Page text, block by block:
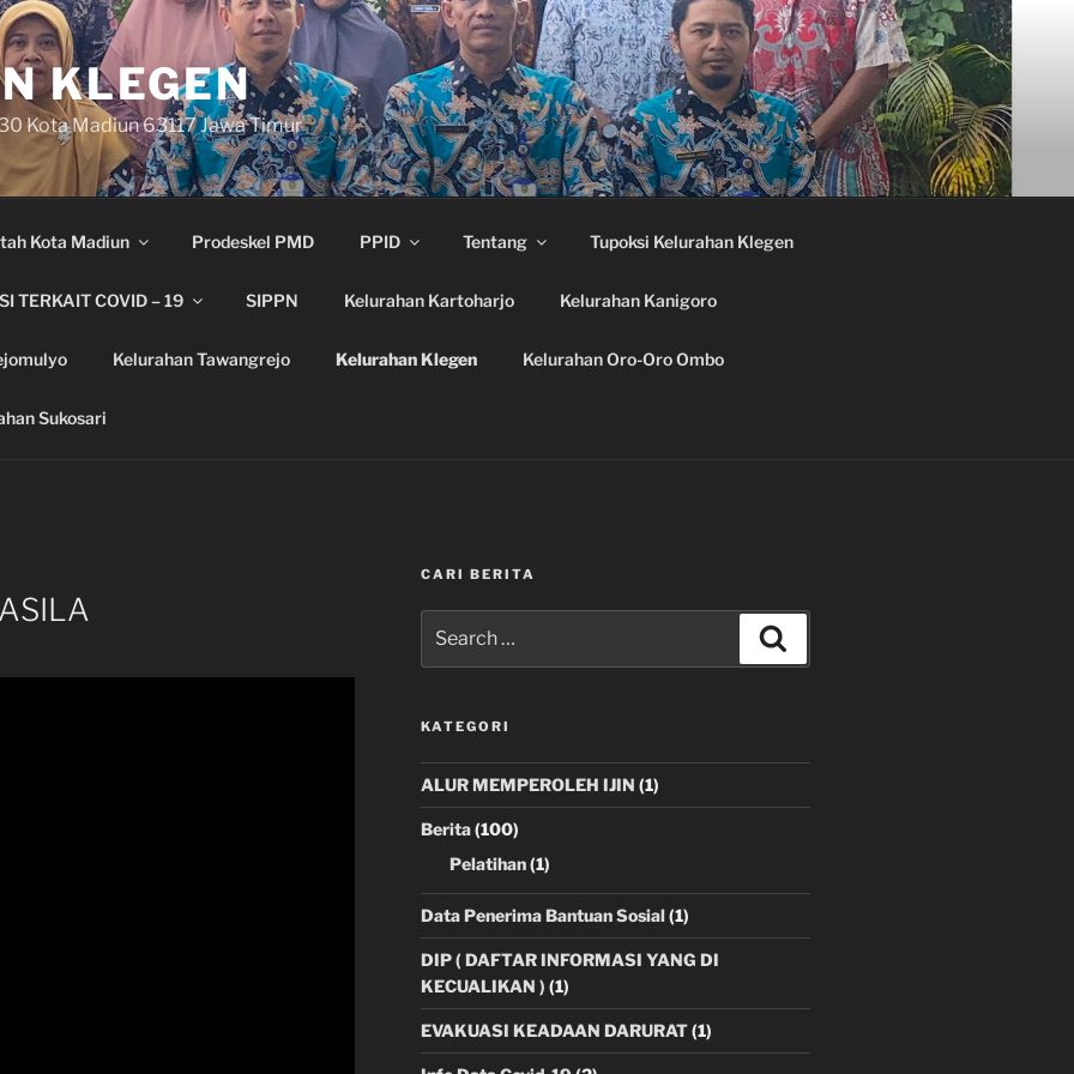
KLEGEN
Kota Madiun 63117 Jawa Timur
Kota Madiun Prodeskel PMD PPID Tentang Tupoksi Kelurahan Klegen
TERKAIT COVID – 19 SIPPN Kelurahan Kartoharjo Kelurahan Kanigoro
Kelurahan Tawangrejo Kelurahan Klegen Kelurahan Oro-Oro Ombo
Sukosari
CARI BERITA
for:
KATEGORI
ALUR MEMPEROLEH IJIN (1)
Berita(100)
Pelatihan(1)
Data Penerima Bantuan Sosial(1)
DIP ( DAFTAR INFORMASI YANG DI
KECUALIKAN ) (1)
EVAKUASI KEADAAN DARURAT(1)